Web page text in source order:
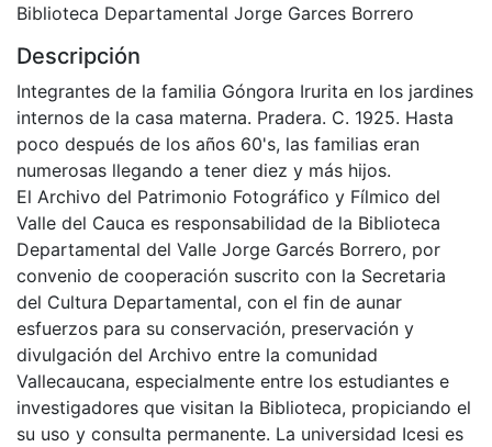
Biblioteca Departamental Jorge Garces Borrero
Descripción
Integrantes de la familia Góngora Irurita en los jardines
internos de la casa materna. Pradera. C. 1925. Hasta
poco después de los años 60's, las familias eran
numerosas llegando a tener diez y más hijos.
El Archivo del Patrimonio Fotográfico y Fílmico del
Valle del Cauca es responsabilidad de la Biblioteca
Departamental del Valle Jorge Garcés Borrero, por
convenio de cooperación suscrito con la Secretaria
del Cultura Departamental, con el fin de aunar
esfuerzos para su conservación, preservación y
divulgación del Archivo entre la comunidad
Vallecaucana, especialmente entre los estudiantes e
investigadores que visitan la Biblioteca, propiciando el
su uso y consulta permanente. La universidad Icesi es